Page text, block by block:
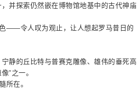
并探索仍然嵌在博物馆地基中的古代神庙
——令人叹为观止，让人想起罗马昔日的
静的丘比特与普赛克雕像、雄伟的垂死高
”之一。
所在。